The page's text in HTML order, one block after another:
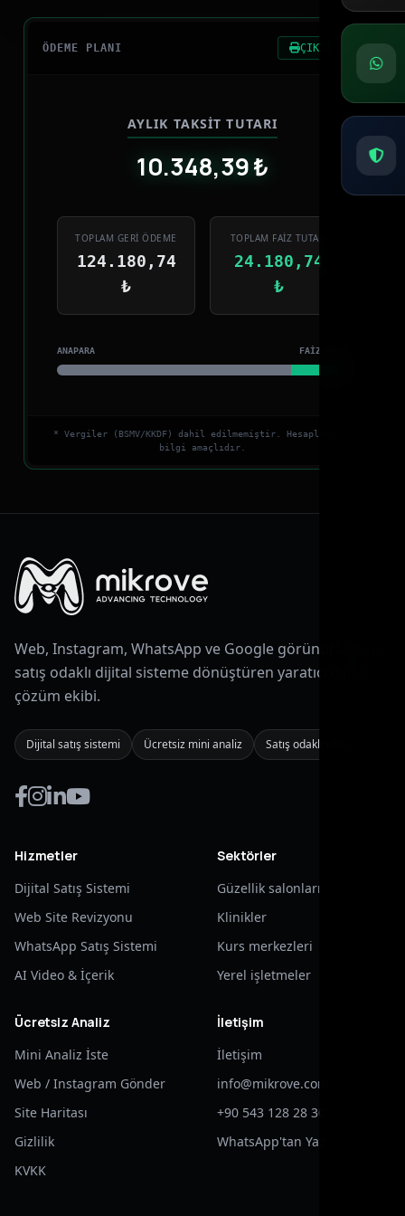
ÖDEME PLANI ÇIKTI AL
AYLIK TAKSIT TUTARI
10.348,39 ₺
TOPLAM GERI ÖDEME
124.180,74
₺
TOPLAM FAIZ TUTARI
24.180,74
₺
ANAPARA FAIZ YÜKÜ
* Vergiler (BSMV/KKDF) dahil edilmemiştir. Hesaplamalar
bilgi amaçlıdır.
Web, Instagram, WhatsApp ve Google görünürlüğünü
satış odaklı dijital sisteme dönüştüren yaratıcı dijital
çözüm ekibi.
Dijital satış sistemi Ücretsiz mini analiz Satış odaklı vitrin
Hizmetler
Dijital Satış Sistemi
Web Site Revizyonu
WhatsApp Satış Sistemi
AI Video & İçerik
Sektörler
Güzellik salonları
Klinikler
Kurs merkezleri
Yerel işletmeler
Ücretsiz Analiz
Mini Analiz İste
Web / Instagram Gönder
Site Haritası
Gizlilik
KVKK
İletişim
İletişim
info@mikrove.com
+90 543 128 28 30
WhatsApp'tan Yaz